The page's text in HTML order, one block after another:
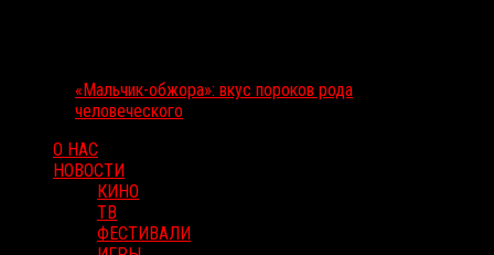
«Мальчик-обжора»: вкус пороков рода
человеческого
О НАС
НОВОСТИ
КИНО
ТВ
ФЕСТИВАЛИ